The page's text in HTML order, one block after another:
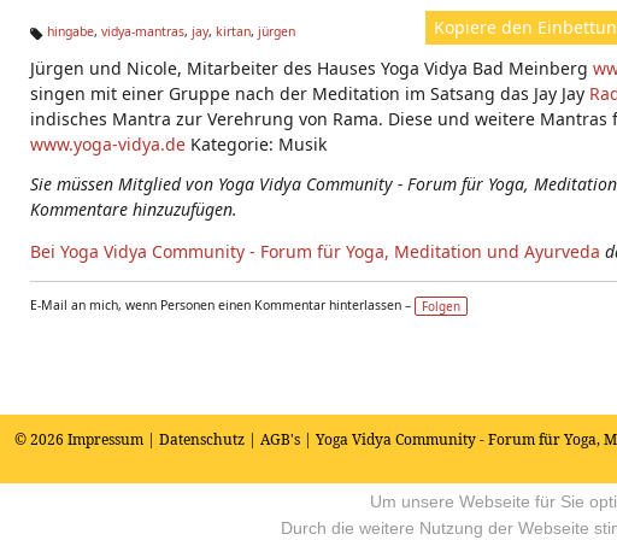
Kopiere den
g
s:
hingabe, vidya-mantras, jay, kirtan, jürgen
Jürgen und Nicole, Mitarbeiter des Hauses Yoga Vidya Bad Meinberg
singen mit einer Gruppe nach der Meditation im Satsang das Jay Jay
indisches Mantra zur Verehrung von Rama. Diese und weitere
www.yoga-vidya.de Kategorie: Musik
Sie müssen Mitglied von Yoga Vidya Community - Forum für Yoga,
Kommentare hinzuzufügen.
Bei Yoga Vidya Community - Forum für Yoga, Meditation und Ayurveda
E-Mail an mich, wenn Personen einen Kommentar hinterlassen – Folgen
© 2026 Impressum | Datenschutz | AGB's | Yoga Vidya Community - Forum für Yoga,
Um unsere Webseite für Sie
Durch die weitere Nutzung der Webseite